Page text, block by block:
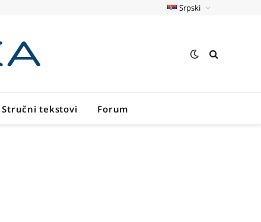
Srpski
Stručni tekstovi Forum